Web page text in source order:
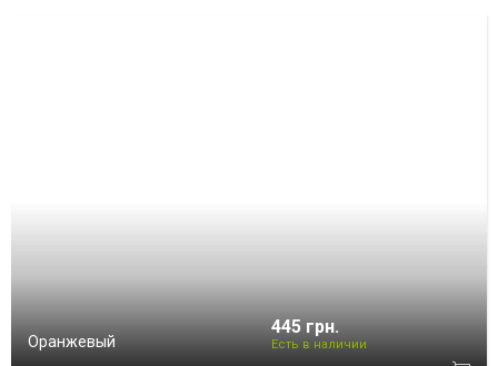
Оранжевый
445 грн.
Есть в наличии